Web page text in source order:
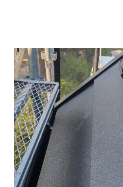
ニュース
お問い合わせ
スタッフブログ
採用情報
正しい業者の選び方